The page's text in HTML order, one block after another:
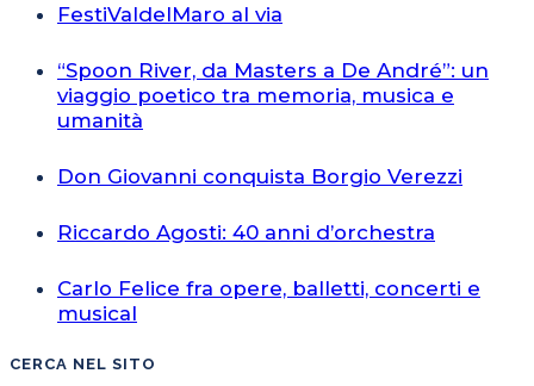
FestiValdelMaro al via
“Spoon River, da Masters a De André”: un
viaggio poetico tra memoria, musica e
umanità
Don Giovanni conquista Borgio Verezzi
Riccardo Agosti: 40 anni d’orchestra
Carlo Felice fra opere, balletti, concerti e
musical
CERCA NEL SITO